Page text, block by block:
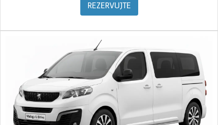
REZERVUJTE